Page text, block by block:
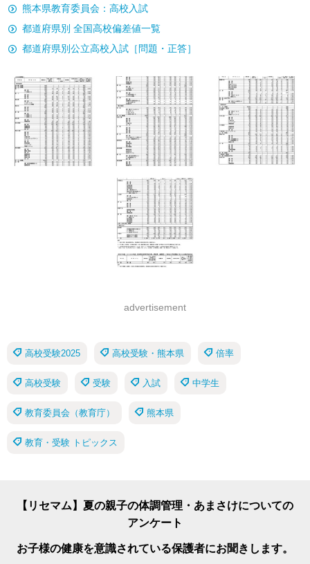
熊本県教育委員会：高校入試
都道府県別 全国高校偏差値一覧
都道府県別公立高校入試［問題・正答］
advertisement
高校受験2025 高校受験・熊本県 倍率
高校受験 受験 入試 中学生
教育委員会（教育庁） 熊本県
教育・受験 トピックス
【リセマム】夏の親子の体調管理・あまさけについての
アンケート
お子様の健康を意識されている保護者にお聞きします。